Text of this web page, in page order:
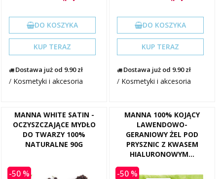
DO KOSZYKA
KUP TERAZ
Dostawa już od 9.90 zł
/ Kosmetyki i akcesoria
DO KOSZYKA
KUP TERAZ
Dostawa już od 9.90 zł
/ Kosmetyki i akcesoria
MANNA WHITE SATIN -
OCZYSZCZAJĄCE MYDŁO
DO TWARZY 100%
NATURALNE 90G
-50 %
MANNA 100% KOJĄCY
LAWENDOWO-
GERANIOWY ŻEL POD
PRYSZNIC Z KWASEM
HIALURONOWYM...
-50 %